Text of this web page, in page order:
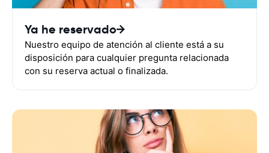
Ya he reservado
Nuestro equipo de atención al cliente está a su
disposición para cualquier pregunta relacionada
con su reserva actual o finalizada.